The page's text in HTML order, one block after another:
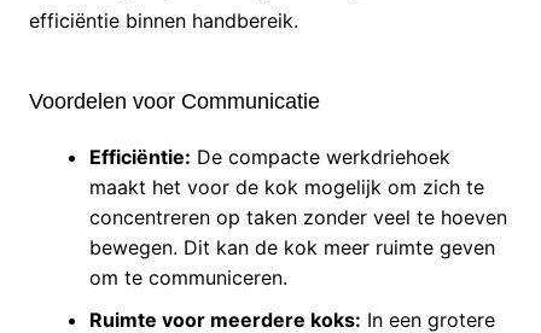
efficiëntie binnen handbereik.
Voordelen voor Communicatie
Efficiëntie: De compacte werkdriehoek
maakt het voor de kok mogelijk om zich te
concentreren op taken zonder veel te hoeven
bewegen. Dit kan de kok meer ruimte geven
om te communiceren.
Ruimte voor meerdere koks: In een grotere